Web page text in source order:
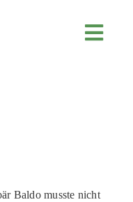
Baldo musste nicht